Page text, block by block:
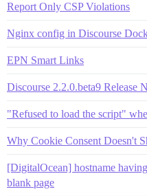
Report Only CSP Violations
Nginx config in Discourse
EPN Smart Links
Discourse 2.2.0.beta9 Release
"Refused to load the script"
Why Cookie Consent Doesn't
[DigitalOcean] hostname
blank page